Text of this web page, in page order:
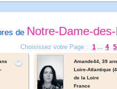
de Notre-Dame-
Choisissez votre Page : 1 ... 4 5
Amande44, 39
Loire-Atlantique
de la Loire
France